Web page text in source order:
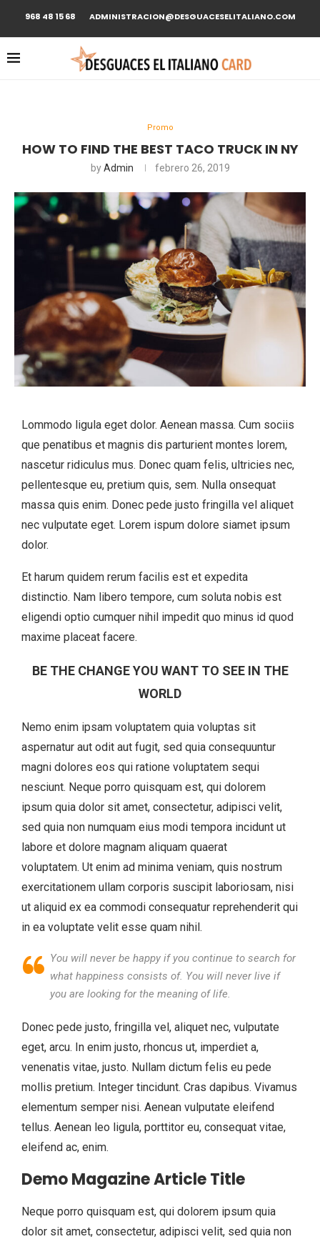
968 48 15 68 ADMINISTRACION@DESGUACESELITALIANO.COM
Promo
HOW TO FIND THE BEST TACO TRUCK IN NY
byAdmin febrero 26, 2019
Lommodo ligula eget dolor. Aenean massa. Cum sociis
que penatibus et magnis dis parturient montes lorem,
nascetur ridiculus mus. Donec quam felis, ultricies nec,
pellentesque eu, pretium quis, sem. Nulla onsequat
massa quis enim. Donec pede justo fringilla vel aliquet
nec vulputate eget. Lorem ispum dolore siamet ipsum
dolor.
Et harum quidem rerum facilis est et expedita
distinctio. Nam libero tempore, cum soluta nobis est
eligendi optio cumquer nihil impedit quo minus id quod
maxime placeat facere.
BE THE CHANGE YOU WANT TO SEE IN THE
WORLD
Nemo enim ipsam voluptatem quia voluptas sit
aspernatur aut odit aut fugit, sed quia consequuntur
magni dolores eos qui ratione voluptatem sequi
nesciunt. Neque porro quisquam est, qui dolorem
ipsum quia dolor sit amet, consectetur, adipisci velit,
sed quia non numquam eius modi tempora incidunt ut
labore et dolore magnam aliquam quaerat
voluptatem. Ut enim ad minima veniam, quis nostrum
exercitationem ullam corporis suscipit laboriosam, nisi
ut aliquid ex ea commodi consequatur reprehenderit qui
in ea voluptate velit esse quam nihil.
You will never be happy if you continue to search for
what happiness consists of. You will never live if
you are looking for the meaning of life.
Donec pede justo, fringilla vel, aliquet nec, vulputate
eget, arcu. In enim justo, rhoncus ut, imperdiet a,
venenatis vitae, justo. Nullam dictum felis eu pede
mollis pretium. Integer tincidunt. Cras dapibus. Vivamus
elementum semper nisi. Aenean vulputate eleifend
tellus. Aenean leo ligula, porttitor eu, consequat vitae,
eleifend ac, enim.
Demo Magazine Article Title
Neque porro quisquam est, qui dolorem ipsum quia
dolor sit amet, consectetur, adipisci velit, sed quia non